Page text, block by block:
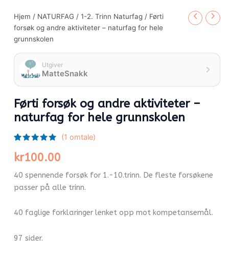
Hjem / NATURFAG /1-2. Trinn Naturfag / Førti
forsøk og andre aktiviteter – naturfag for hele
grunnskolen
Utgiver
MatteSnakk
Førti forsøk og andre aktiviteter –
naturfag for hele grunnskolen
5.00av 5
basert på
(1 omtale)
kr100.00
40 spennende forsøk for 1.-10.trinn. De fleste forsøkene
passer på alle trinn.
40 faglige forklaringer lenket opp mot kompetansemål.
97 sider.